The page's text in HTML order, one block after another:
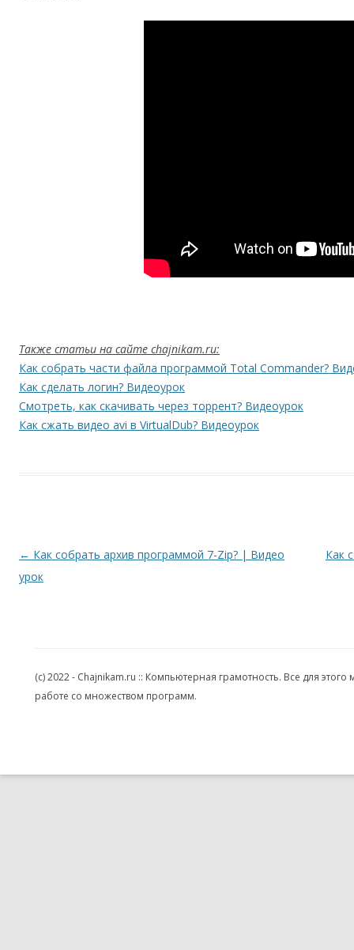
Также статьи на сайте chajnikam.ru:
Как собрать части файла программой Total Commander?
Как сделать логин? Видеоурок
Смотреть, как скачивать через торрент? Видеоурок
Как сжать видео avi в VirtualDub? Видеоурок
Навигация по записям
← Как собрать архив программой 7-Zip? | Видео
урок
Как
(c) 2022 - Chajnikam.ru :: Компьютерная грамотность. Все для
работе со множеством программ.